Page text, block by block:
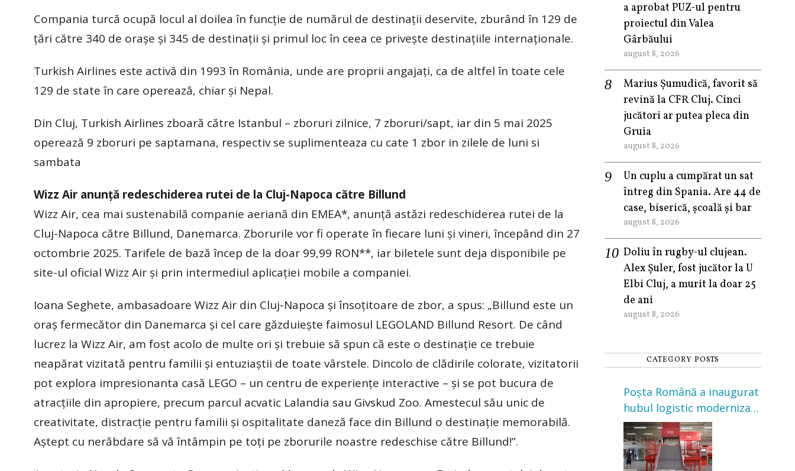
Compania turcă ocupă locul al doilea în funcție de numărul de destinații deservite, zburând în 129 de
țări către 340 de orașe și 345 de destinații și primul loc în ceea ce privește destinațiile internaționale.
Turkish Airlines este activă din 1993 în România, unde are proprii angajați, ca de altfel în toate cele
129 de state în care operează, chiar și Nepal.
Din Cluj, Turkish Airlines zboară către Istanbul – zboruri zilnice, 7 zboruri/sapt, iar din 5 mai 2025
operează 9 zboruri pe saptamana, respectiv se suplimenteaza cu cate 1 zbor in zilele de luni si
sambata
Wizz Air anunță redeschiderea rutei de la Cluj-Napoca către Billund
Wizz Air, cea mai sustenabilă companie aeriană din EMEA*, anunță astăzi redeschiderea rutei de la
Cluj-Napoca către Billund, Danemarca. Zborurile vor fi operate în fiecare luni și vineri, începând din 27
octombrie 2025. Tarifele de bază încep de la doar 99,99 RON**, iar biletele sunt deja disponibile pe
site-ul oficial Wizz Air și prin intermediul aplicației mobile a companiei.
Ioana Seghete, ambasadoare Wizz Air din Cluj-Napoca și însoțitoare de zbor, a spus: „Billund este un
oraș fermecător din Danemarca și cel care găzduiește faimosul LEGOLAND Billund Resort. De când
lucrez la Wizz Air, am fost acolo de multe ori și trebuie să spun că este o destinație ce trebuie
neapărat vizitată pentru familii și entuziaștii de toate vârstele. Dincolo de clădirile colorate, vizitatorii
pot explora impresionanta casă LEGO – un centru de experiențe interactive – și se pot bucura de
atracțiile din apropiere, precum parcul acvatic Lalandia sau Givskud Zoo. Amestecul său unic de
creativitate, distracție pentru familii și ospitalitate daneză face din Billund o destinație memorabilă.
Aștept cu nerăbdare să vă întâmpin pe toți pe zborurile noastre redeschise către Billund!”.
a aprobat PUZ-ul pentru
proiectul din Valea
Gârbăului
august 8, 2026
Marius Șumudică, favorit să
revină la CFR Cluj. Cinci
jucători ar putea pleca din
Gruia
august 8, 2026
Un cuplu a cumpărat un sat
întreg din Spania. Are 44 de
case, biserică, școală și bar
august 8, 2026
Doliu în rugby-ul clujean.
Alex Șuler, fost jucător la U
Elbi Cluj, a murit la doar 25
de ani
august 8, 2026
CATEGORY POSTS
Poșta Română a inaugurat
hubul logistic modernizat
din Cluj-Napoca. Investiție
de 3 milioane de euro